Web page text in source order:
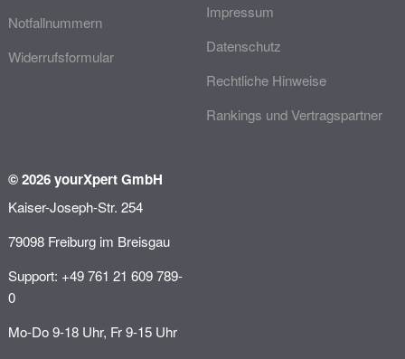
Notfallnummern
Widerrufsformular
Impressum
Datenschutz
Rechtliche Hinweise
Rankings und Vertragspartner
© 2026 yourXpert GmbH
Kaiser-Joseph-Str. 254
79098 Freiburg im Breisgau
Support: +49 761 21 609 789-
0
Mo-Do 9-18 Uhr, Fr 9-15 Uhr